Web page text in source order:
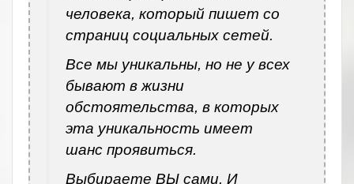
человека, который пишет со
страниц социальных сетей.
Все мы уникальны, но не у всех
бывают в жизни
обстоятельства, в которых
эта уникальность имеет
шанс проявиться.
Выбираете ВЫ сами. И